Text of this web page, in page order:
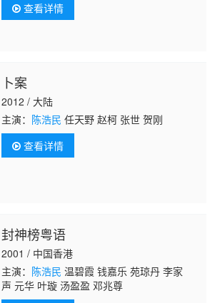
查看详情
卜案
2012 / 大陆
主演： 陈浩民 任天野 赵柯 张世 贺刚
查看详情
封神榜粤语
2001 / 中国香港
主演： 陈浩民 温碧霞 钱嘉乐 苑琼丹 李家
声 元华 叶璇 汤盈盈 邓兆尊